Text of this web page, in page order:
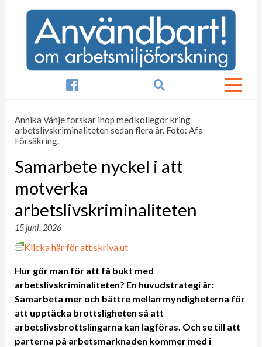

Annika Vänje forskar ihop med kollegor kring
arbetslivskriminaliteten sedan flera år. Foto: Afa
Försäkring.
Samarbete nyckel i att
motverka
arbetslivskriminaliteten
15 juni, 2026
Klicka här för att skriva ut
Hur gör man för att få bukt med
arbetslivskriminaliteten? En huvudstrategi är:
Samarbeta mer och bättre mellan myndigheterna för
att upptäcka brottsligheten så att
arbetslivsbrottslingarna kan lagföras. Och se till att
parterna på arbetsmarknaden kommer med i